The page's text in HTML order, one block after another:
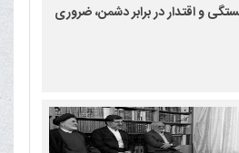
و اقتدار در برابر دشمن، ضروری